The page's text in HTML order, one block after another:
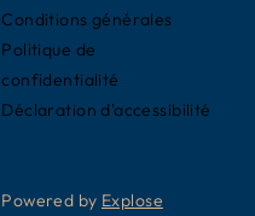
Conditions générales
Politique de
confidentialité
Déclaration d'accessibilité
Powered by Explose